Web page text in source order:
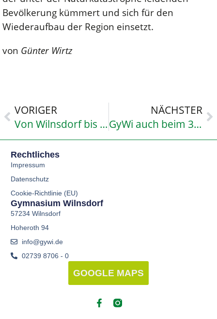
Bevölkerung kümmert und sich für den
Wiederaufbau der Region einsetzt.
von Günter Wirtz
VORIGER
Von Wilnsdorf bis Marrakesch – Sponsorenlauf am GyWi
NÄCHSTER
GyWi auch beim 3. Siegerländer Schülerlauf erneut sehr erfolgreich
Rechtliches
Impressum
Datenschutz
Cookie-Richtlinie (EU)
Gymnasium Wilnsdorf
57234 Wilnsdorf
Hoheroth 94
info@gywi.de
02739 8706 - 0
GOOGLE MAPS